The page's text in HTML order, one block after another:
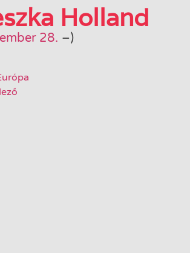
Holland
28. –)